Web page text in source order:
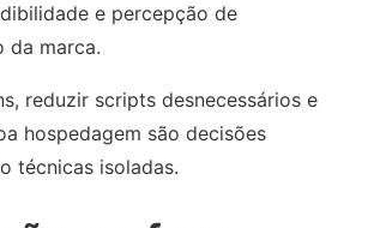
e percepção de
da marca.
reduzir scripts desnecessários e
hospedagem são decisões
técnicas isoladas.